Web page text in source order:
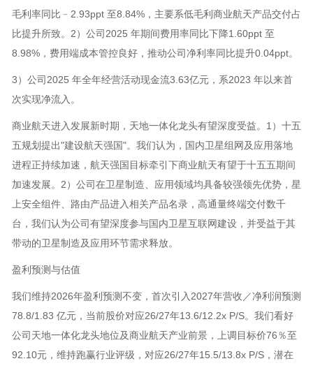
毛利率同比﹣2.93ppt 至8.84%，主要系低毛利商业航天产品交付占
比提升所致。2）公司2025 年期间费用率同比下降1.60ppt 至
8.98%，费用端成本管控良好，推动公司净利率同比提升0.04ppt。
3）公司2025 年全年经营活动现金流3.63亿元，系2023 年以来首
次实现净流入。
商业航天进入发展新时期，天地一体化龙头有望深度受益。1）十五
五规划提出"建设航天强国"。我们认为，国内卫星组网及应用落地
进程正持续加速，航天强国目标牵引下商业航天有望于十五五期间
加速发展。2）公司在卫星制造、应用领域均具备较强领先优势，星
上安全组件、路由产品进入相关产品名录，高通量终端交付数千
台，我们认为公司有望深度参与国内卫星互联网建设，并受益于其
带动的卫星制造及应用环节需求释放。
盈利预测与估值
我们维持2026年盈利预测不变，首次引入2027年营收／净利润预测
78.8/1.83 亿元，当前股价对应26/27年13.6/12.2x P/S。我们看好
公司天地一体化龙头地位及商业航天产业前景，上调目标价76％至
92.10元，维持跑赢行业评级，对应26/27年15.5/13.8x P/S，潜在